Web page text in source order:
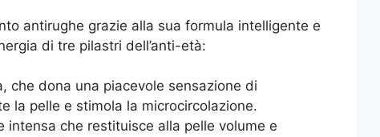
antirughe grazie alla sua formula intelligente e
di tre pilastri dell’anti-età:
che dona una piacevole sensazione di
la pelle e stimola la microcircolazione.
intensa che restituisce alla pelle volume e